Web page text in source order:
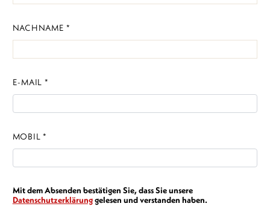
NACHNAME *
E-MAIL *
MOBIL *
Mit dem Absenden bestätigen Sie, dass Sie unsere
Datenschutzerklärunggelesen und verstanden haben.